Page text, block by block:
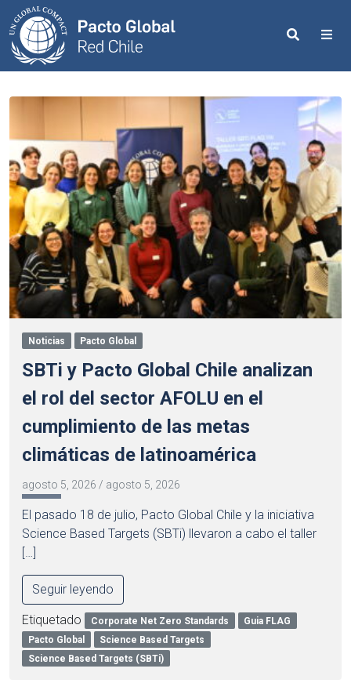
Search
Noticias Pacto Global
SBTi y Pacto Global Chile analizan
el rol del sector AFOLU en el
cumplimiento de las metas
climáticas de latinoamérica
agosto 5, 2026 / agosto 5, 2026
El pasado 18 de julio, Pacto Global Chile y la iniciativa
Science Based Targets (SBTi) llevaron a cabo el taller
[…]
Seguir leyendo
Etiquetado Corporate Net Zero Standards
Guia FLAG
Pacto Global
Science Based Targets
Science Based Targets (SBTi)